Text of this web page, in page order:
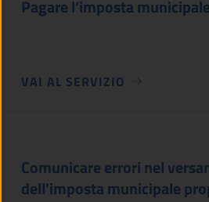
Pagare l’imposta
VAI AL SERVIZIO
Comunicare errori nel
dell'imposta municipale